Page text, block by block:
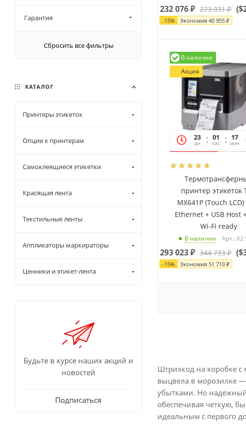
232 076₽ 273 031₽
-15% Экономия 40 955₽
(
В наличии
Акция
23
дн
01
час
17
мин
принтер этикеток
MX641P (Touch LCD)
Ethernet + USB Host
Wi-Fi ready
В наличии Арт.: 62
293 023₽ 344 733₽
-15% Экономия 51 710₽
(
Штрихкод на коробке с
выцвела в морозилке
убытками. Но
обеспечивая четкую,
идеальным с первого
Гарантия
Сбросить все фильтры
КАТАЛОГ
Принтеры этикеток
Опции к принтерам
Самоклеящиеся этикетки
Красящая лента
Текстильные ленты
Аппликаторы маркираторы
Ценники и этикет-лента
Будьте в курсе наших акций и
новостей
Подписаться